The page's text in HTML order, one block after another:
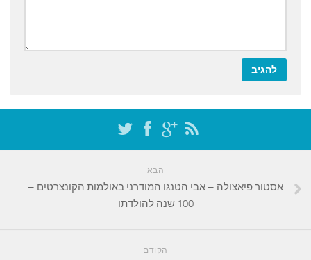
הבא
אסטור פיאצולה – אבי הטנגו המודרני באולמות הקונצרטים –
100 שנה להולדתו
הקודם